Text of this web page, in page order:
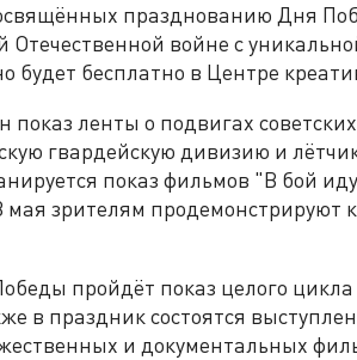
празднованию Дня
войне с
будет бесплатно в Центре
показ ленты о подвигах
гвардейскую дивизию и
показ фильмов "В бой
зрителям продемонстрируют
пройдёт показ целого
в праздник состоятся
и документальных